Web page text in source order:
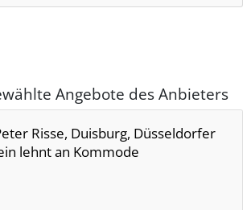
Angebote des Anbieters